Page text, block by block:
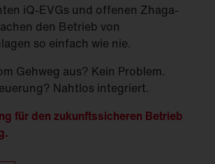
iQ-EVGs und offenen Zhaga-
den Betrieb von
so einfach wie nie.
Gehweg aus? Kein Problem.
Nahtlos integriert.
für den zukunftssicheren Betrieb